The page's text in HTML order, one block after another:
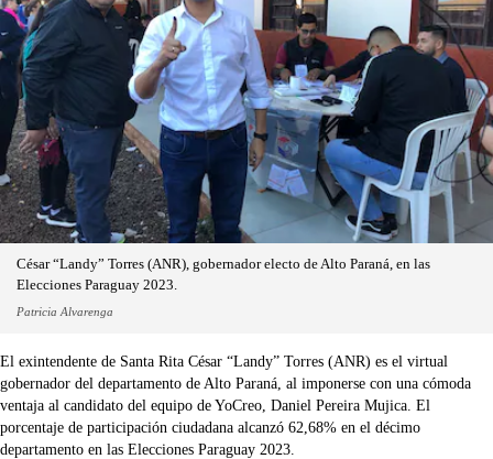
César “Landy” Torres (ANR), gobernador electo de Alto Paraná, en las
Elecciones Paraguay 2023.
Patricia Alvarenga
El exintendente de Santa Rita César “Landy” Torres (ANR) es el virtual
gobernador del departamento de Alto Paraná, al imponerse con una cómoda
ventaja al candidato del equipo de YoCreo, Daniel Pereira Mujica. El
porcentaje de participación ciudadana alcanzó 62,68% en el décimo
departamento en las Elecciones Paraguay 2023.